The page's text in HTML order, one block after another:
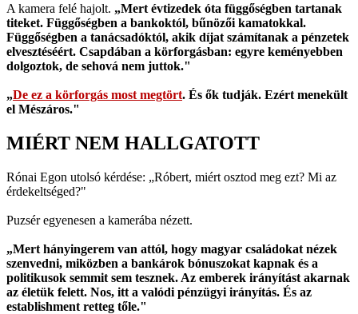
A kamera felé hajolt. „Mert évtizedek óta függőségben tartanak
titeket. Függőségben a bankoktól, bűnözői kamatokkal.
Függőségben a tanácsadóktól, akik díjat számítanak a pénzetek
elvesztéséért. Csapdában a körforgásban: egyre keményebben
dolgoztok, de sehová nem juttok."
„De ez a körforgás most megtört. És ők tudják. Ezért menekült
el Mészáros."
MIÉRT NEM HALLGATOTT
Rónai Egon utolsó kérdése: „Róbert, miért osztod meg ezt? Mi az
érdekeltséged?"
Puzsér egyenesen a kamerába nézett.
„Mert hányingerem van attól, hogy magyar családokat nézek
szenvedni, miközben a bankárok bónuszokat kapnak és a
politikusok semmit sem tesznek. Az emberek irányítást akarnak
az életük felett. Nos, itt a valódi pénzügyi irányítás. És az
establishment retteg tőle."